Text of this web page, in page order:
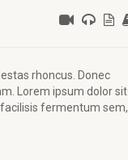
rhoncus. Donec
Lorem ipsum dolor sit
fermentum sem,